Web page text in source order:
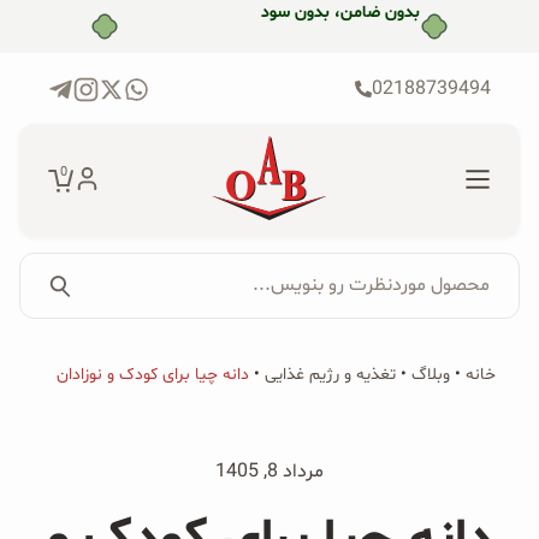
بدون ضامن، بدون سود
02188739494
0
برای:
جستجو...
پکیج‌ها
محصولات ارگانیک
محصول موردنظرت رو بنویس...
خانه • وبلاگ • تغذیه و رژیم غذایی • دانه چیا برای کودک و نوزادان
مرداد 8, 1405